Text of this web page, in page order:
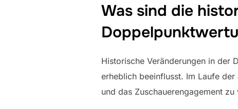
Was sind die
Historische Veränderungen in der
erheblich beeinflusst. Im Laufe
und das Zuschauerengagement